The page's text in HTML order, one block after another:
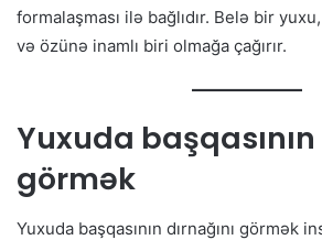
formalaşması ilə bağlıdır. Belə bir
və özünə inamlı biri olmağa çağırır.
Yuxuda başqasının
görmək
Yuxuda başqasının dırnağını görmək